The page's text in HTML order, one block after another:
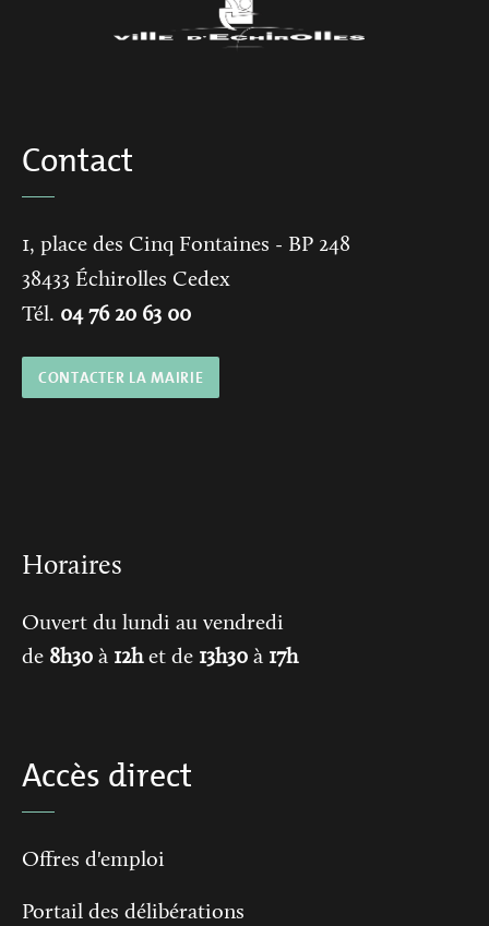
Contact
1, place des Cinq Fontaines - BP 248
38433 Échirolles Cedex
Tél. 04 76 20 63 00
CONTACTER LA MAIRIE
Horaires
Ouvert du lundi au vendredi
de 8h30 à 12het de 13h30 à 17h
Accès direct
Offres d'emploi
Portail des délibérations